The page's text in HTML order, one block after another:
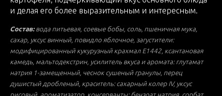
и делая его более выразительным и интересным.
Состав:вода питьевая, соевые бобы, соль, пшеничная мука,
сахар, уксус винный, повидло яблочное, загустители:
модифицированный кукурузный крахмал Е1442, ксантановая
камедь, мальтодекстрин, усилитель вкуса и аромата: глутамат
натрия 1-замещенный, чеснок сушеный гранулы, перец
душистый дробленый, краситель: сахарный колер IV, уксус